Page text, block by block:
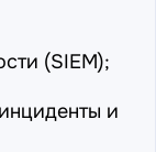
(SIEM);
и